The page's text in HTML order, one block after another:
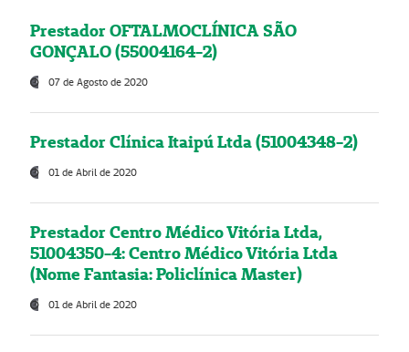
Prestador OFTALMOCLÍNICA SÃO
GONÇALO (55004164-2)
07 de Agosto de 2020
Prestador Clínica Itaipú Ltda (51004348-2)
01 de Abril de 2020
Prestador Centro Médico Vitória Ltda,
51004350-4: Centro Médico Vitória Ltda
(Nome Fantasia: Policlínica Master)
01 de Abril de 2020